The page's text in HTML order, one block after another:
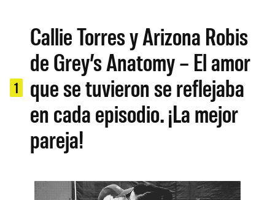
1
Callie Torres y Arizona Robis
de Grey’s Anatomy – El amor
que se tuvieron se reflejaba
en cada episodio. ¡La mejor
pareja!